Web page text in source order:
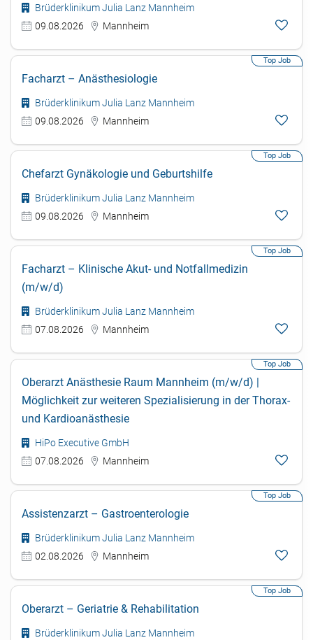
Brüderklinikum Julia Lanz Mannheim
09.08.2026
Mannheim
Facharzt – Anästhesiologie
Brüderklinikum Julia Lanz Mannheim
09.08.2026
Mannheim
Chefarzt Gynäkologie und Geburtshilfe
Brüderklinikum Julia Lanz Mannheim
09.08.2026
Mannheim
Facharzt – Klinische Akut- und Notfallmedizin
(m/w/d)
Brüderklinikum Julia Lanz Mannheim
07.08.2026
Mannheim
Oberarzt Anästhesie Raum Mannheim (m/w/d) |
Möglichkeit zur weiteren Spezialisierung in der Thorax-
und Kardioanästhesie
HiPo Executive GmbH
07.08.2026
Mannheim
Assistenzarzt – Gastroenterologie
Brüderklinikum Julia Lanz Mannheim
02.08.2026
Mannheim
Oberarzt – Geriatrie & Rehabilitation
Brüderklinikum Julia Lanz Mannheim